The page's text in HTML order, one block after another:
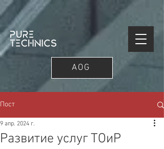
AOG
Пост
Развитие услуг ТОиР
9 апр. 2024 г.